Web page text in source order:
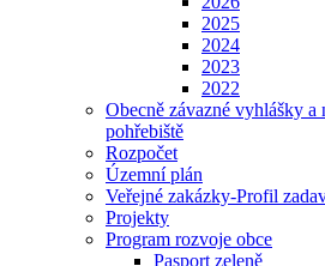
2025
2024
2023
2022
Obecně závazné vyhlášky a
pohřebiště
Rozpočet
Územní plán
Veřejné zakázky-Profil
Projekty
Program rozvoje obce
Pasport zeleně